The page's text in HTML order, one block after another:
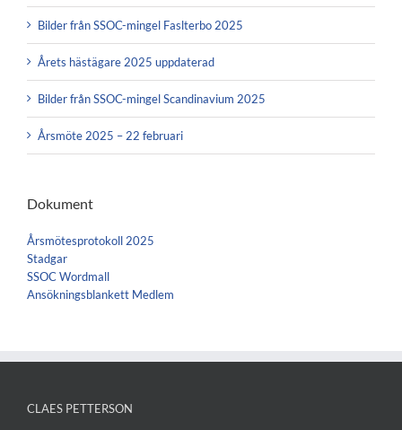
Bilder från SSOC-mingel Faslterbo 2025
Årets hästägare 2025 uppdaterad
Bilder från SSOC-mingel Scandinavium 2025
Årsmöte 2025 – 22 februari
Dokument
Årsmötesprotokoll 2025
Stadgar
SSOC Wordmall
Ansökningsblankett Medlem
CLAES PETTERSON